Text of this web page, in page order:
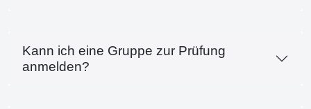
Kann ich eine Gruppe zur Prüfung
anmelden?